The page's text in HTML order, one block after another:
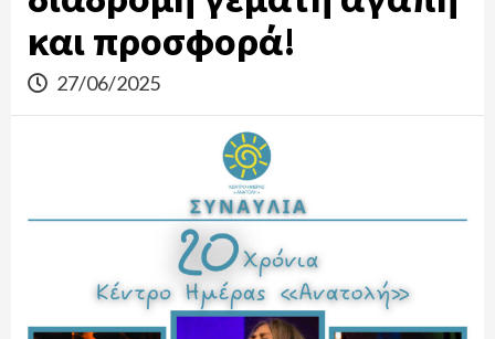
και προσφορά!
27/06/2025